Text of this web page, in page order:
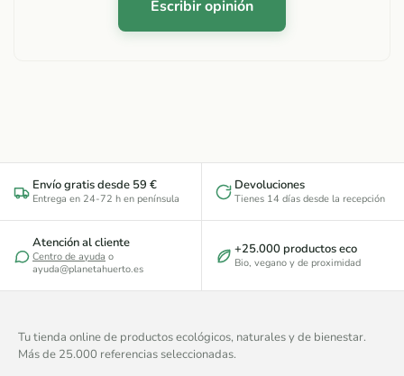
Escribir opinión
Envío gratis desde 59 €
Entrega en 24-72 h en península
Devoluciones
Tienes 14 días desde la recepción
Atención al cliente
Centro de ayuda o
ayuda@planetahuerto.es
+25.000 productos eco
Bio, vegano y de proximidad
Tu tienda online de productos ecológicos, naturales y de bienestar.
Más de 25.000 referencias seleccionadas.